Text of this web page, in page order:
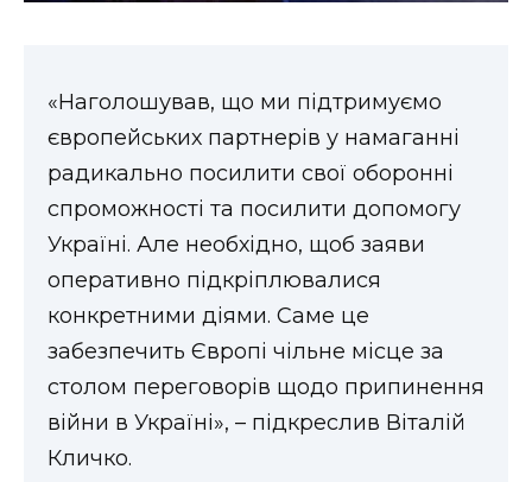
«Наголошував, що ми підтримуємо
європейських партнерів у намаганні
радикально посилити свої оборонні
спроможності та посилити допомогу
Україні. Але необхідно, щоб заяви
оперативно підкріплювалися
конкретними діями. Саме це
забезпечить Європі чільне місце за
столом переговорів щодо припинення
війни в Україні», – підкреслив Віталій
Кличко.